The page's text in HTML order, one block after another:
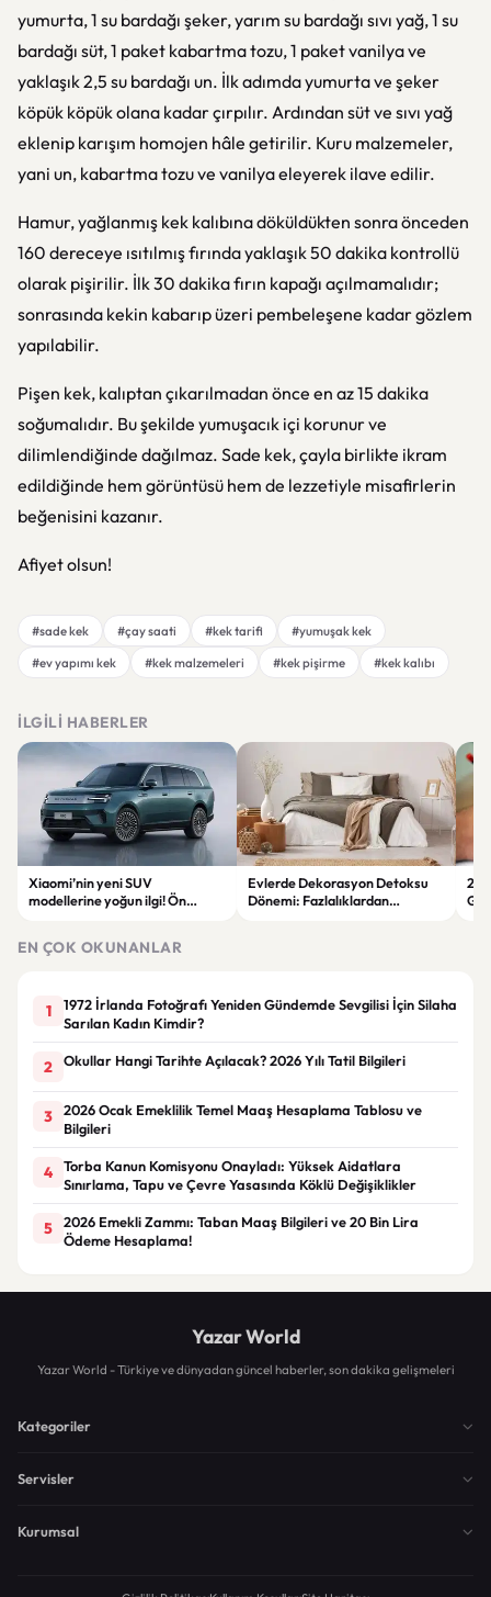
yumurta, 1 su bardağı şeker, yarım su bardağı sıvı yağ, 1 su
bardağı süt, 1 paket kabartma tozu, 1 paket vanilya ve
yaklaşık 2,5 su bardağı un. İlk adımda yumurta ve şeker
köpük köpük olana kadar çırpılır. Ardından süt ve sıvı yağ
eklenip karışım homojen hâle getirilir. Kuru malzemeler,
yani un, kabartma tozu ve vanilya eleyerek ilave edilir.
Hamur, yağlanmış kek kalıbına döküldükten sonra önceden
160 dereceye ısıtılmış fırında yaklaşık 50 dakika kontrollü
olarak pişirilir. İlk 30 dakika fırın kapağı açılmamalıdır;
sonrasında kekin kabarıp üzeri pembeleşene kadar gözlem
yapılabilir.
Pişen kek, kalıptan çıkarılmadan önce en az 15 dakika
soğumalıdır. Bu şekilde yumuşacık içi korunur ve
dilimlendiğinde dağılmaz. Sade kek, çayla birlikte ikram
edildiğinde hem görüntüsü hem de lezzetiyle misafirlerin
beğenisini kazanır.
Afiyet olsun!
#sade kek #çay saati #kek tarifi
#yumuşak kek
#ev yapımı kek
#kek malzemeleri #kek pişirme #kek kalıbı
İLGILI HABERLER
Xiaomi’nin yeni SUV
modellerine yoğun ilgi! Ön
Evlerde Dekorasyon Detoksu
Dönemi: Fazlalıklardan
EN ÇOK OKUNANLAR
1
1972 İrlanda Fotoğrafı Yeniden Gündemde Sevgilisi İçin Silaha
Sarılan Kadın Kimdir?
2 Okullar Hangi Tarihte Açılacak? 2026 Yılı Tatil Bilgileri
3
2026 Ocak Emeklilik Temel Maaş Hesaplama Tablosu ve
Bilgileri
4
Torba Kanun Komisyonu Onayladı: Yüksek Aidatlara
Sınırlama, Tapu ve Çevre Yasasında Köklü Değişiklikler
5
2026 Emekli Zammı: Taban Maaş Bilgileri ve 20 Bin Lira
Ödeme Hesaplama!
Yazar World
Yazar World - Türkiye ve dünyadan güncel haberler, son dakika gelişmeleri
Kategoriler
Servisler
Kurumsal